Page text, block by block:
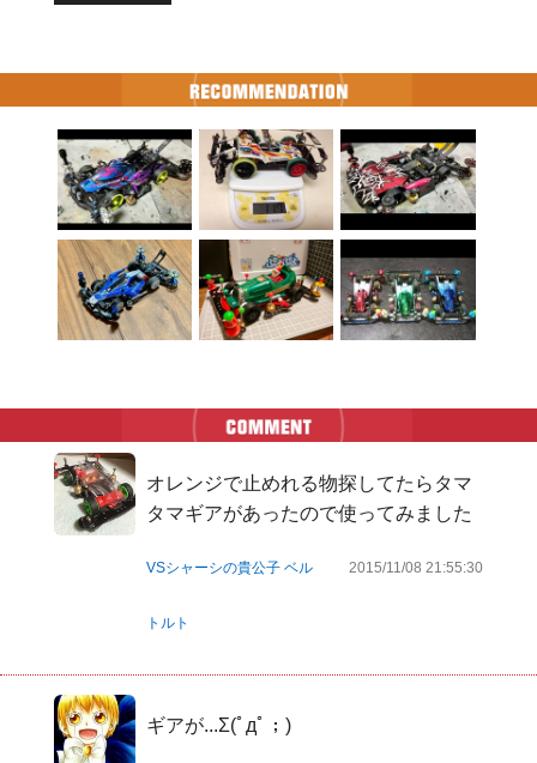
オレンジで止めれる物探してたらタマ
タマギアがあったので使ってみました
VSシャーシの貴公子 ベル
トルト
2015/11/08 21:55:30
ギアが...Σ(ﾟдﾟ；)